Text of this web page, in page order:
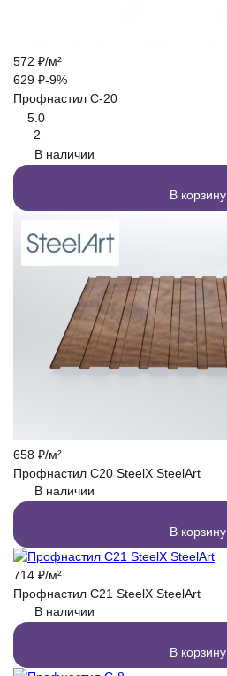
572 ₽/м²
629 ₽-9%
Профнастил С-20
5.0
2
В наличии
В корзину
658 ₽/м²
Профнастил C20 SteelX SteelArt
В наличии
В корзину
714 ₽/м²
Профнастил C21 SteelX SteelArt
В наличии
В корзину